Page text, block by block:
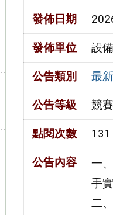
發佈日期
發佈單位 設
公告類別 最
公告等級 競賽
點閱次數 131
公告內容
一
手
二